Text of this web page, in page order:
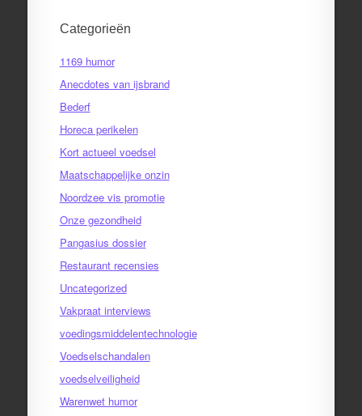
Categorieën
1169 humor
Anecdotes van ijsbrand
Bederf
Horeca perikelen
Kort actueel voedsel
Maatschappelijke onzin
Noordzee vis promotie
Onze gezondheid
Pangasius dossier
Restaurant recensies
Uncategorized
Vakpraat interviews
voedingsmiddelentechnologie
Voedselschandalen
voedselveiligheid
Warenwet humor